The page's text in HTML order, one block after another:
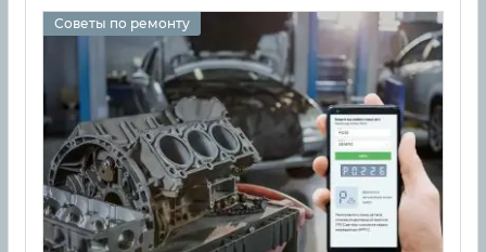
Советы по ремонту